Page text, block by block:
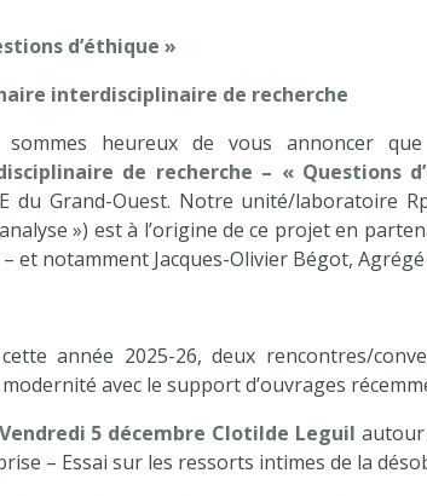
d’éthique »
interdisciplinaire de recherche
sommes heureux de vous annoncer
de recherche – « Questions
du Grand-Ouest. Notre unité/laboratoire
») est à l’origine de ce projet en
et notamment Jacques-Olivier Bégot,
année 2025-26, deux rencontres/
avec le support d’ouvrages
Vendredi 5 décembre Clotilde Leguil autour
– Essai sur les ressorts intimes de la